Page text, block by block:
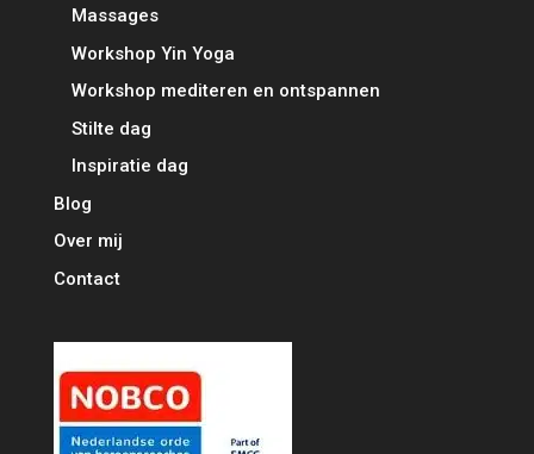
Massages
Workshop Yin Yoga
Workshop mediteren en ontspannen
Stilte dag
Inspiratie dag
Blog
Over mij
Contact